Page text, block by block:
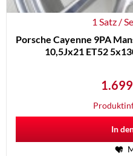
1 Satz /
Porsche Cayenne 9PA
10,5Jx21 ET52
In